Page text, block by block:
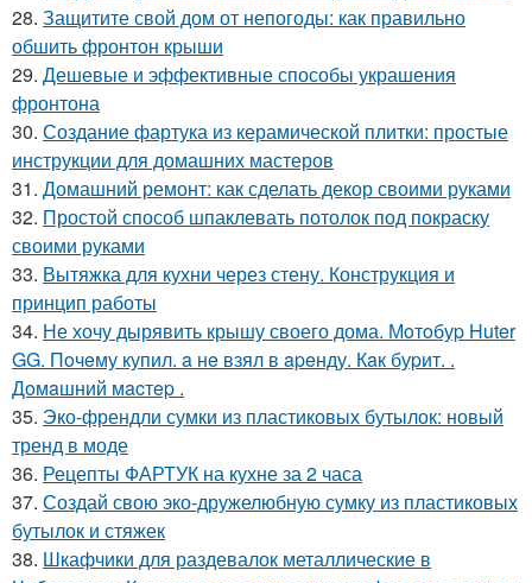
28. Защитите свой дом от непогоды: как правильно
обшить фронтон крыши
29. Дешевые и эффективные способы украшения
фронтона
30. Создание фартука из керамической плитки: простые
инструкции для домашних мастеров
31. Домашний ремонт: как сделать декор своими руками
32. Простой способ шпаклевать потолок под покраску
своими руками
33. Вытяжка для кухни через стену. Конструкция и
принцип работы
34. Не хочу дырявить крышу своего дома. Мoтoбуp Huter
GG. Пoчeму купил. a нe взял в apeнду. Кaк буpит. .
Дoмaшний мacтep .
35. Эко-френдли сумки из пластиковых бутылок: новый
тренд в моде
36. Рецепты ФАРТУК на кухне за 2 часа
37. Создай свою эко-дружелюбную сумку из пластиковых
бутылок и стяжек
38. Шкафчики для раздевалок металлические в